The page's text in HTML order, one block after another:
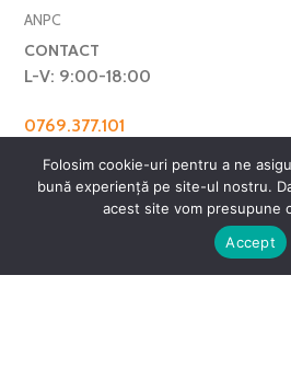
ANPC
CONTACT
L-V: 9:00-18:00
0769.377.101
WhatsApp
Folosim cookie-uri pentru a ne
bună experiență pe site-ul nostru.
acest site vom presupune
Accept